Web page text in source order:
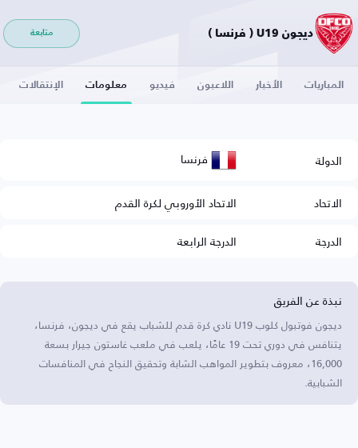
ديجون U19 ( فرنسا ) متابعة
المباريات الأخبار اللاعبون فيديو معلومات الإنتقالات
الدولة فرنسا
الاتحاد
الاتحاد الأوروبي لكرة القدم
الدرجة
الدرجة الرابعة
نبذة عن الفريق
ديجون فوتبول كلوب U19 نادي كرة قدم للشباب يقع في ديجون، فرنسا،
يتنافس في دوري تحت 19 عامًا، يلعب في ملعب غاستون جيرار بسعة
16,000، معروف بتطوير المواهب الشابة وتحقيق النجاح في المنافسات
الشبابية.